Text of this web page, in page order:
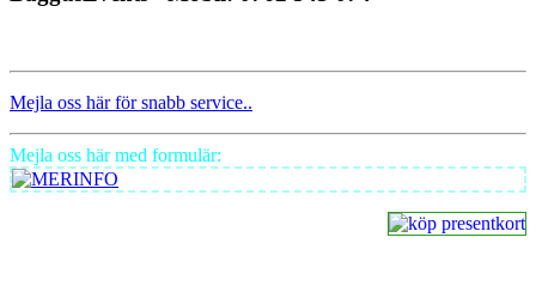
Mejla oss här för snabb service..
Mejla oss här med formulär: